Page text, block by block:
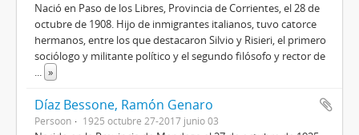
Nació en Paso de los Libres, Provincia de Corrientes, el 28 de
octubre de 1908. Hijo de inmigrantes italianos, tuvo catorce
hermanos, entre los que destacaron Silvio y Risieri, el primero
sociólogo y militante político y el segundo filósofo y rector de
... »
Díaz Bessone, Ramón Genaro
Persoon 1925 octubre 27-2017 junio 03